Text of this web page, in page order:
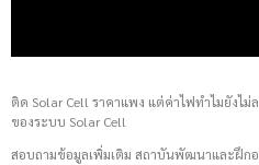
ติด Solar Cell ราคาแพง แต่ค่าไฟทำไมยังไม่
ของระบบ Solar Cell
สอบถามข้อมูลเพิ่มเติม สถาบันพัฒนาและฝึก